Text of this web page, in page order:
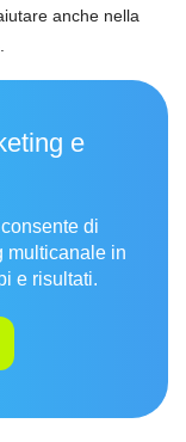
anche nella
e
di
multicanale in
e risultati.